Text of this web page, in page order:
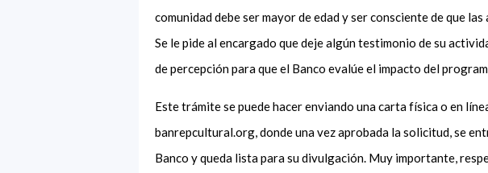
comunidad debe ser mayor de edad y ser consciente de que
Se le pide al encargado que deje algún testimonio de su
de percepción para que el Banco evalúe el impacto del
Este trámite se puede hacer enviando una carta física o en
banrepcultural.org, donde una vez aprobada la solicitud, se
Banco y queda lista para su divulgación. Muy importante,